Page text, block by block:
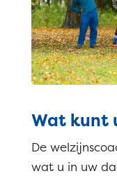
Wat kunt
De
wat u in uw